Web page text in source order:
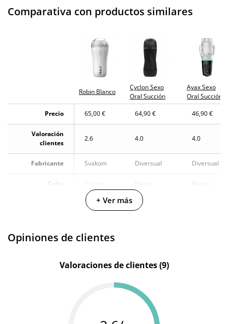
Garantías 3 años de garantía
El lunes 10 de agosto (fecha estimada)
Comparativa con productos similares
Robin Blanco
Cyclon Sexo
Oral Succión
Ayax Sexo
Oral Succión
Precio
65,00 € 64,90 € 46,90 €
Valoración
clientes
2.6 4.0 4.0
Fabricante Svakom Diversual Diversual
Color Blanco Negro Negro
Silicona TPE
Multivelocidad
Cargador
USB
+ Ver más
Opiniones de clientes
Valoraciones de clientes (9)